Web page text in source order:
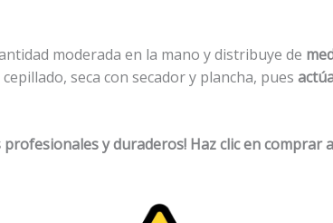
moderada en la mano y distribuye de
seca con secador y plancha, pues
y duraderos! Haz clic en comprar